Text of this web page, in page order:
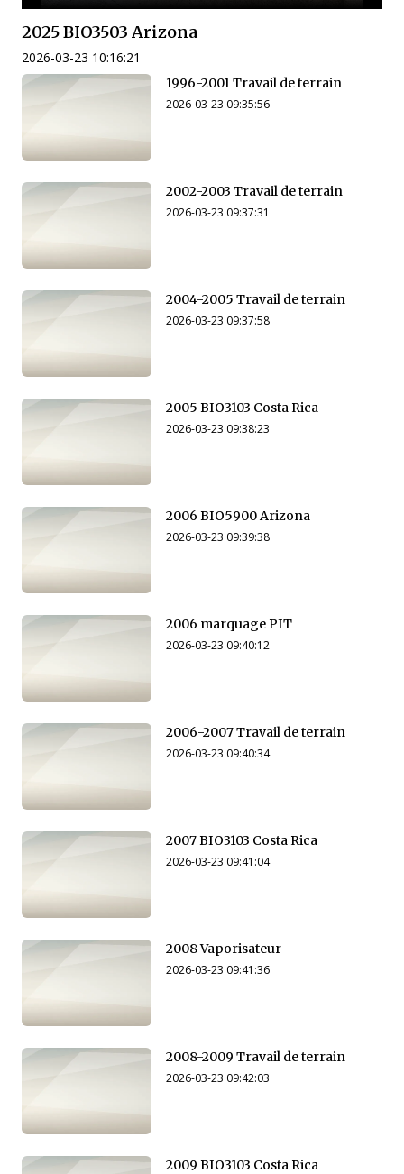
2025 BIO3503 Arizona
2026-03-23 10:16:21
1996-2001 Travail de terrain
2026-03-23 09:35:56
2002-2003 Travail de terrain
2026-03-23 09:37:31
2004-2005 Travail de terrain
2026-03-23 09:37:58
2005 BIO3103 Costa Rica
2026-03-23 09:38:23
2006 BIO5900 Arizona
2026-03-23 09:39:38
2006 marquage PIT
2026-03-23 09:40:12
2006-2007 Travail de terrain
2026-03-23 09:40:34
2007 BIO3103 Costa Rica
2026-03-23 09:41:04
2008 Vaporisateur
2026-03-23 09:41:36
2008-2009 Travail de terrain
2026-03-23 09:42:03
2009 BIO3103 Costa Rica